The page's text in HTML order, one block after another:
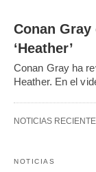
Conan
‘Heather’
Conan Gray ha
Heather. En el
NOTICIAS
NOTICIAS